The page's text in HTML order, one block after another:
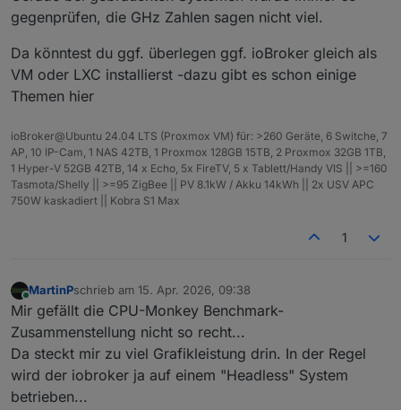
gegenprüfen, die GHz Zahlen sagen nicht viel.
Da könntest du ggf. überlegen ggf. ioBroker gleich als
VM oder LXC installierst -dazu gibt es schon einige
Themen hier
ioBroker@Ubuntu 24.04 LTS (Proxmox VM) für: >260 Geräte, 6 Switche, 7
AP, 10 IP-Cam, 1 NAS 42TB, 1 Proxmox 128GB 15TB, 2 Proxmox 32GB 1TB,
1 Hyper-V 52GB 42TB, 14 x Echo, 5x FireTV, 5 x Tablett/Handy VIS || >=160
Tasmota/Shelly || >=95 ZigBee || PV 8.1kW / Akku 14kWh || 2x USV APC
750W kaskadiert || Kobra S1 Max
1
Online
MartinPschrieb am 15. Apr. 2026, 09:38
zuletzt editiert von
Mir gefällt die CPU-Monkey Benchmark-
Zusammenstellung nicht so recht...
Da steckt mir zu viel Grafikleistung drin. In der Regel
wird der iobroker ja auf einem "Headless" System
betrieben...